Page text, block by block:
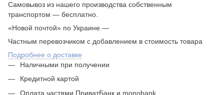
Самовывоз из нашего производства собственным
транспортом — бесплатно.
«Новой почтой» по Украине —
Частным перевозчиком с добавлением в стоимость товара
Подробнее о доставке
Наличными при получении
Кредитной картой
Оплата частями ПриватБанк и monobank